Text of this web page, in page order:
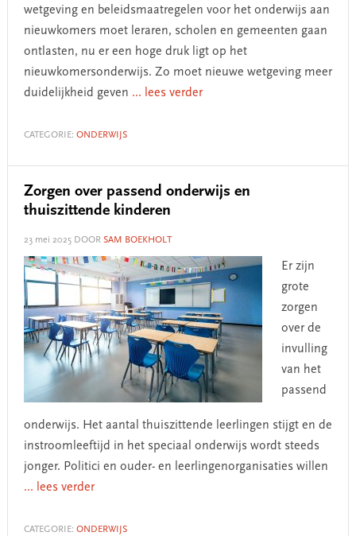
wetgeving en beleidsmaatregelen voor het onderwijs aan
nieuwkomers moet leraren, scholen en gemeenten gaan
ontlasten, nu er een hoge druk ligt op het
nieuwkomersonderwijs. Zo moet nieuwe wetgeving meer
duidelijkheid geven ... lees verder
CATEGORIE: ONDERWIJS
Zorgen over passend onderwijs en
thuiszittende kinderen
23 mei 2025DOOR SAM BOEKHOLT
Er zijn
grote
zorgen
over de
invulling
van het
passend
onderwijs. Het aantal thuiszittende leerlingen stijgt en de
instroomleeftijd in het speciaal onderwijs wordt steeds
jonger. Politici en ouder- en leerlingenorganisaties willen
... lees verder
CATEGORIE: ONDERWIJS